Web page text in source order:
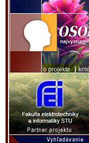
o projekte|